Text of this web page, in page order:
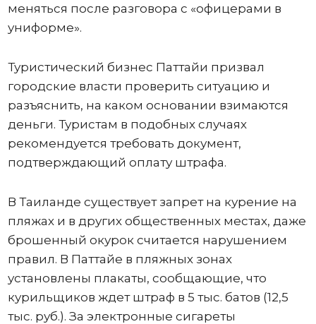
меняться после разговора с «офицерами в
униформе».
Туристический бизнес Паттайи призвал
городские власти проверить ситуацию и
разъяснить, на каком основании взимаются
деньги. Туристам в подобных случаях
рекомендуется требовать документ,
подтверждающий оплату штрафа.
В Таиланде существует запрет на курение на
пляжах и в других общественных местах, даже
брошенный окурок считается нарушением
правил. В Паттайе в пляжных зонах
установлены плакаты, сообщающие, что
курильщиков ждет штраф в 5 тыс. батов (12,5
тыс. руб.). За электронные сигареты